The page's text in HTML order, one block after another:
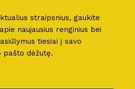
straipsnius, gaukite
naujausius renginius bei
tiesiai į savo
pašto dėžutę.